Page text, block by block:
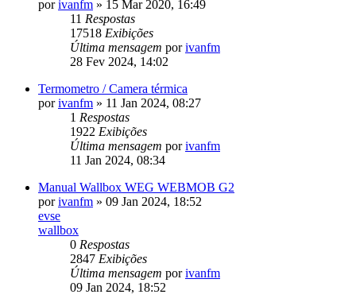
porivanfm » 15 Mar 2020, 16:49
11 Respostas
17518 Exibições
Última mensagem porivanfm
28 Fev 2024, 14:02
Termometro / Camera térmica
porivanfm » 11 Jan 2024, 08:27
1 Respostas
1922 Exibições
Última mensagem porivanfm
11 Jan 2024, 08:34
Manual Wallbox WEG WEBMOB G2
porivanfm » 09 Jan 2024, 18:52
evse
wallbox
0 Respostas
2847 Exibições
Última mensagem porivanfm
09 Jan 2024, 18:52